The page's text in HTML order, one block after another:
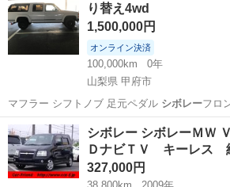
り替え4wd
1,500,000円
オンライン決済
100,000km
0年
山梨県 甲府市
マフラー シフトノブ 足元ペダル シボレーフロ
パー ハ…
山梨 甲府市 その他
シボレー シボレーＭＷ
ＤナビＴＶ キーレス
327,000円